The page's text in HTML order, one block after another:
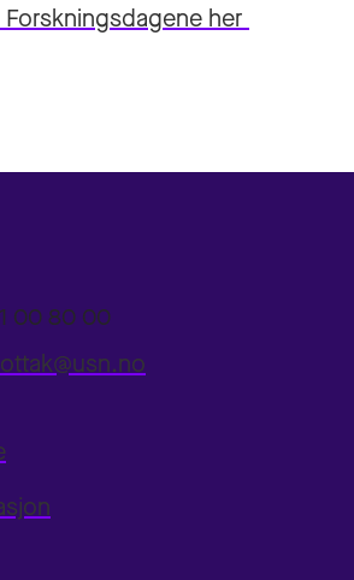
Forskningsdagene her
00 80 00